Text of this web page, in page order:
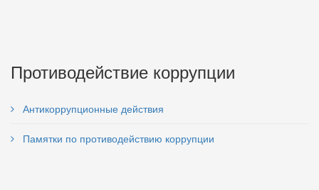
Противодействие коррупции
Антикоррупционные действия
Памятки по противодействию коррупции